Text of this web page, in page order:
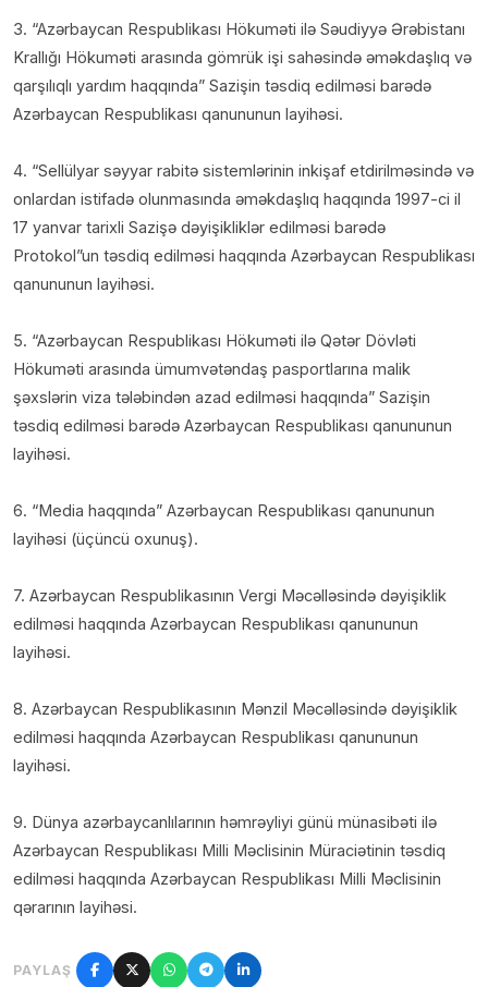
3. “Azərbaycan Respublikası Hökuməti ilə Səudiyyə Ərəbistanı
Krallığı Hökuməti arasında gömrük işi sahəsində əməkdaşlıq və
qarşılıqlı yardım haqqında” Sazişin təsdiq edilməsi barədə
Azərbaycan Respublikası qanununun layihəsi.
4. “Sellülyar səyyar rabitə sistemlərinin inkişaf etdirilməsində və
onlardan istifadə olunmasında əməkdaşlıq haqqında 1997-ci il
17 yanvar tarixli Sazişə dəyişikliklər edilməsi barədə
Protokol”un təsdiq edilməsi haqqında Azərbaycan Respublikası
qanununun layihəsi.
5. “Azərbaycan Respublikası Hökuməti ilə Qətər Dövləti
Hökuməti arasında ümumvətəndaş pasportlarına malik
şəxslərin viza tələbindən azad edilməsi haqqında” Sazişin
təsdiq edilməsi barədə Azərbaycan Respublikası qanununun
layihəsi.
6. “Media haqqında” Azərbaycan Respublikası qanununun
layihəsi (üçüncü oxunuş).
7. Azərbaycan Respublikasının Vergi Məcəlləsində dəyişiklik
edilməsi haqqında Azərbaycan Respublikası qanununun
layihəsi.
8. Azərbaycan Respublikasının Mənzil Məcəlləsində dəyişiklik
edilməsi haqqında Azərbaycan Respublikası qanununun
layihəsi.
9. Dünya azərbaycanlılarının həmrəyliyi günü münasibəti ilə
Azərbaycan Respublikası Milli Məclisinin Müraciətinin təsdiq
edilməsi haqqında Azərbaycan Respublikası Milli Məclisinin
qərarının layihəsi.
PAYLAŞ